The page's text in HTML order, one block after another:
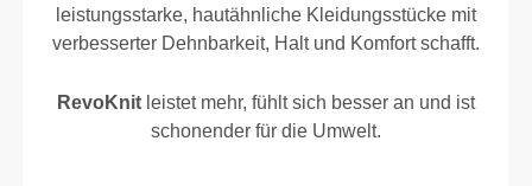
leistungsstarke, hautähnliche Kleidungsstücke mit
verbesserter Dehnbarkeit, Halt und Komfort schafft.
RevoKnitleistet mehr, fühlt sich besser an und ist
schonender für die Umwelt.